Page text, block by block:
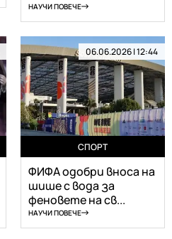
НАУЧИ ПОВЕЧЕ
06.06.2026 | 12:44
СПОРТ
ФИФА одобри вноса на
шише с вода за
феновете на св...
НАУЧИ ПОВЕЧЕ